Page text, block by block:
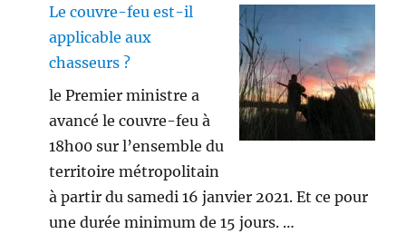
Le couvre-feu est-il
applicable aux
chasseurs ?
le Premier ministre a
avancé le couvre-feu à
18h00 sur l’ensemble du
territoire métropolitain
à partir du samedi 16 janvier 2021. Et ce pour
une durée minimum de 15 jours. …